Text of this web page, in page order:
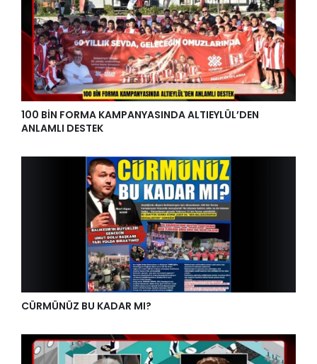
100 BİN FORMA KAMPANYASINDA ALTIEYLÜL’DEN
ANLAMLI DESTEK
CÜRMÜNÜZ BU KADAR MI?